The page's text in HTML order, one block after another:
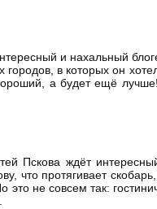
и нахальный
в которых он
а будет ещё
Пскова ждёт
что протягивает
не совсем так: